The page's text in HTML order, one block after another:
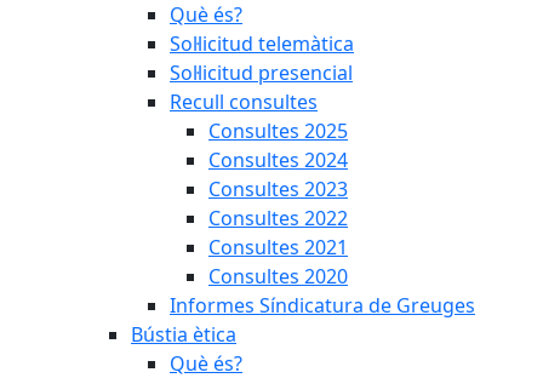
Què és?
Sol·licitud telemàtica
Sol·licitud presencial
Recull consultes
Consultes 2025
Consultes 2024
Consultes 2023
Consultes 2022
Consultes 2021
Consultes 2020
Informes Síndicatura de Greuges
Bústia ètica
Què és?